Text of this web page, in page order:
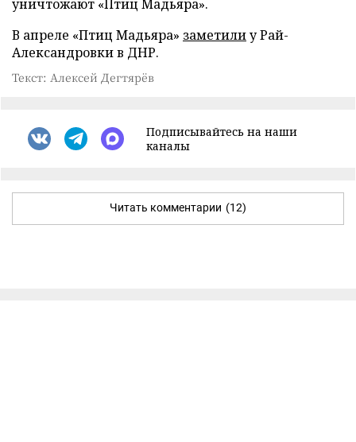
уничтожают «Птиц Мадьяра».
В апреле «Птиц Мадьяра» заметилиу Рай-
Александровки в ДНР.
Текст: Алексей Дегтярёв
Подписывайтесь на наши
каналы
Читать комментарии (12)